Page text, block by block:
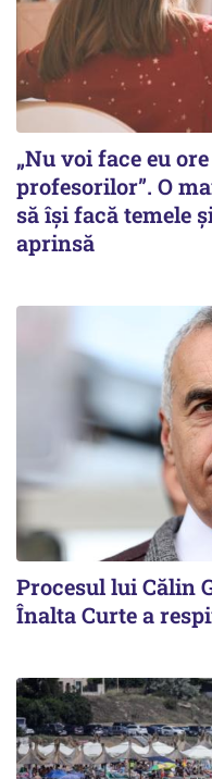
„Nu voi face eu
profesorilor”. O
să își facă temele
aprinsă
Procesul lui Călin
Înalta Curte a